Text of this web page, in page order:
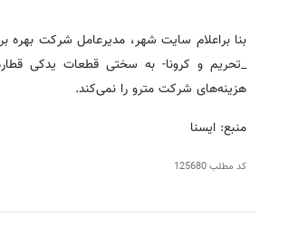
بنا براعلام سایت شهر، مدیرعامل شرکت بهره
_تحریم و کرونا- به سختی قطعات یدکی
هزینه‌های شرکت مترو را نمی‌کند.
منبع: ایسنا
کد مطلب125680